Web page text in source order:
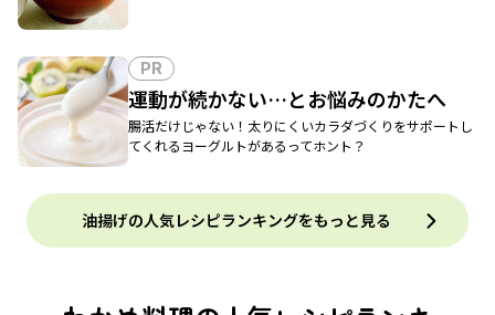
PR
運動が続かない…とお悩みのかたへ
腸活だけじゃない！太りにくいカラダづくりをサポートし
てくれるヨーグルトがあるってホント？
油揚げの人気レシピランキングをもっと見る